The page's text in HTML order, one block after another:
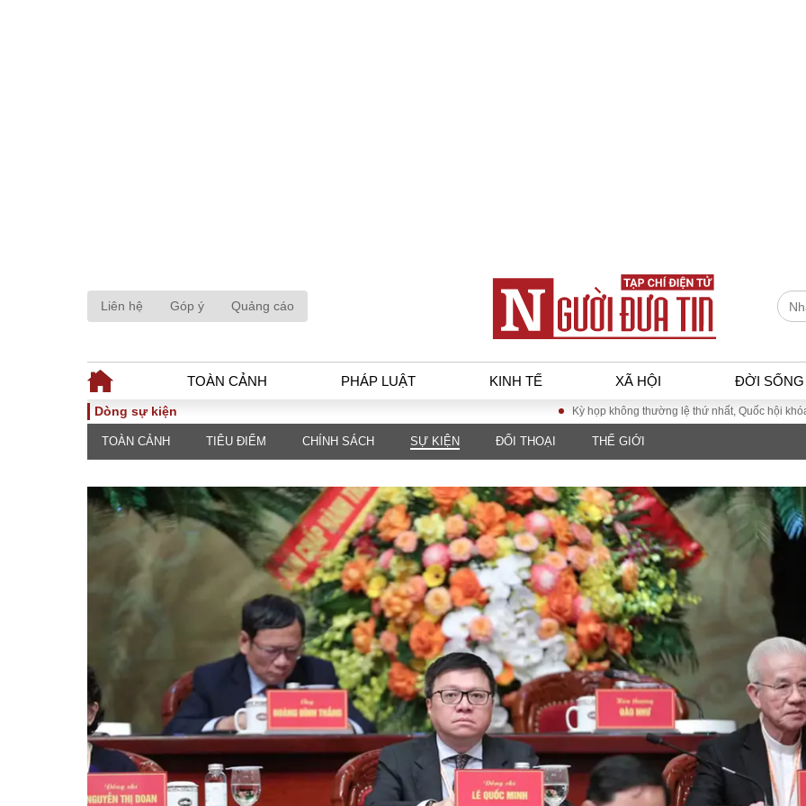
Liên hệ Góp ý Quảng cáo
TOÀN CẢNH PHÁP LUẬT KINH TẾ XÃ HỘI ĐỜI SỐNG
TOÀN CẢNH
Chính sách
Sự kiện
PHÁP LUẬT
luật
Góc nhìn luật gia
Hồ sơ điều tra
Tiếng nói công dân
An ninh - Hình sự
KINH TẾ
Tài chính - Ngân
hàng
Kinh tế vĩ mô
Hồ sơ doanh
nghiệp
Xu hướng thị
trường
Tiêu dùng và dư
luận
Công nghệ
Giáo dục
Văn hoá
Môi trường
ĐA CHIỀU
Quan điểm
INFOCUS
Dòng sự kiện Kỳ họp không thường lệ thứ nhất, Quốc hội khóa XVI
TOÀN CẢNH TIÊU ĐIỂM CHÍNH SÁCH SỰ KIỆN ĐỐI THOẠI THẾ GIỚI